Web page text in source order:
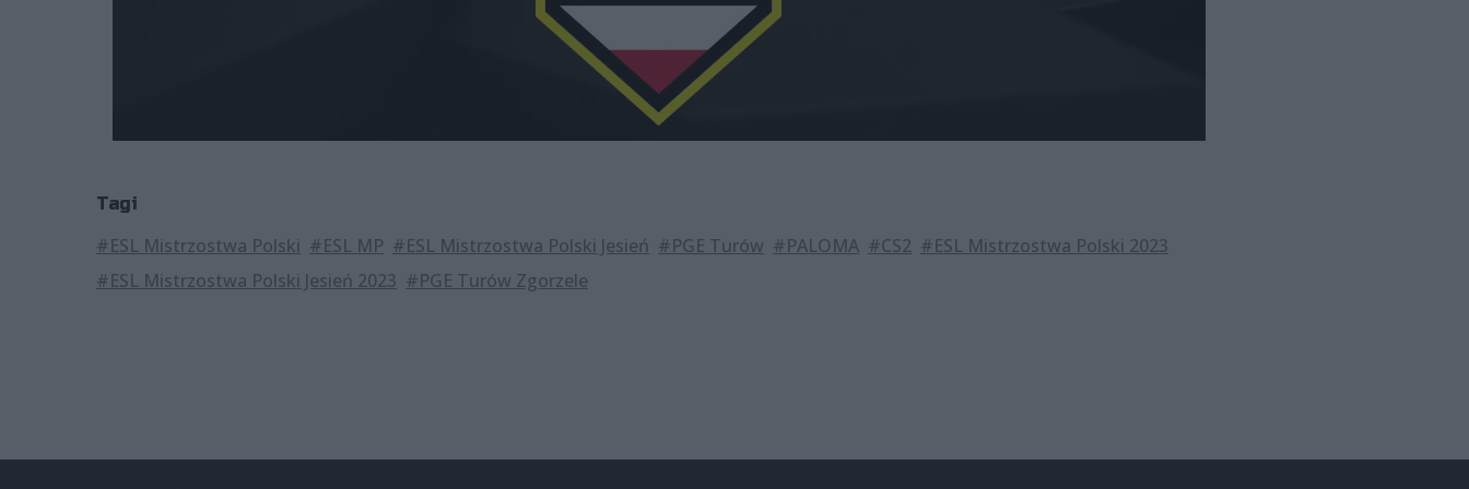
Tagi
#ESL Mistrzostwa Polski #ESL MP #ESL Mistrzostwa Polski Jesień #PGE Turów #PALOMA #CS2 #ESL Mistrzostwa Polski 2023
#ESL Mistrzostwa Polski Jesień 2023 #PGE Turów Zgorzele